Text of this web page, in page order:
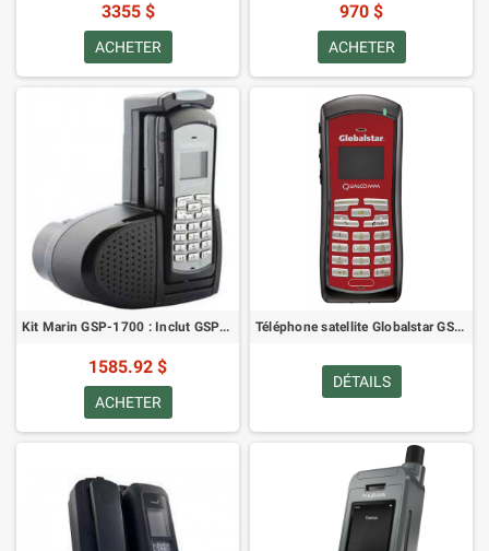
3355 $
ACHETER
970 $
ACHETER
Kit Marin GSP-1700 : Inclut GSP-1700C-EU, GIK-1700-MR, GIK-86-EXTEND, GPH-1700, GDC-1700-CBL, GDC-1700CD-EU
1585.92 $
ACHETER
Téléphone satellite Globalstar GSP-1700
DÉTAILS